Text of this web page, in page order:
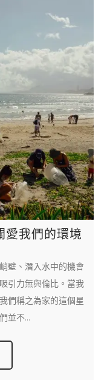
我們的環境
壁、潛入水中的機會
引力無與倫比。當我
們稱之為家的這個星
並不…